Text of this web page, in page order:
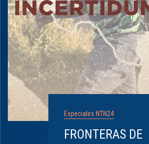
Especiales NTN24
FRONTERAS DE